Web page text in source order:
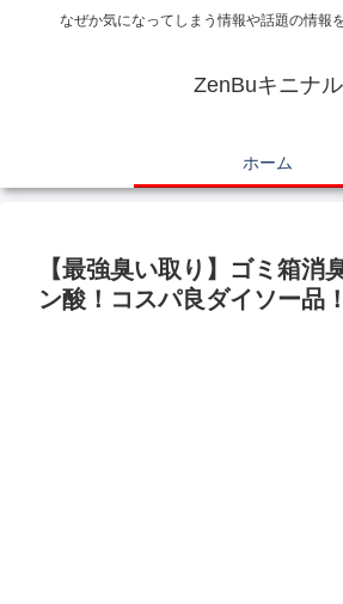
なぜか気になってしまう情報や話題の情報
ZenBuキニナル
ホーム
【最強臭い取り】ゴミ箱消
ン酸！コスパ良ダイソー品！